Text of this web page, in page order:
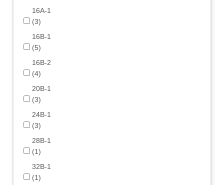
16A-1
(3)
16B-1
(5)
16B-2
(4)
20B-1
(3)
24B-1
(3)
28B-1
(1)
32B-1
(1)